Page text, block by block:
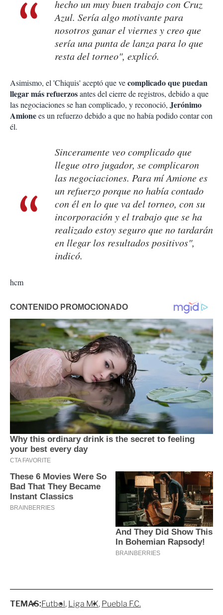
hecho un muy buen trabajo con Cruz
Azul. Sería algo motivante para
nosotros ganar el viernes y creo que
sería una punta de lanza para lo que
resta del torneo", explicó.
Asimismo, el 'Chiquis' aceptó que vecomplicado que puedan
llegar más refuerzosantes del cierre de registros, debido a que
las negociaciones se han complicado, y reconoció, Jerónimo
Amionees un refuerzo debido a que no había podido contar con
él.
Sinceramente veo complicado que
llegue otro jugador, se complicaron
las negociaciones. Para mí Amione es
un refuerzo porque no había contado
con él en lo que va del torneo, con su
incorporación y el trabajo que se ha
realizado estoy seguro que no tardarán
en llegar los resultados positivos",
indicó.
hcm
TEMAS:Futbol Liga MX Puebla F.C.